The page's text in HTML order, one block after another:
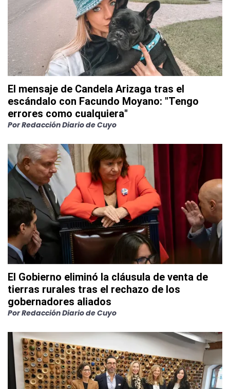
El mensaje de Candela Arizaga tras el
escándalo con Facundo Moyano: "Tengo
errores como cualquiera"
PorRedacción Diario de Cuyo
El Gobierno eliminó la cláusula de venta de
tierras rurales tras el rechazo de los
gobernadores aliados
PorRedacción Diario de Cuyo